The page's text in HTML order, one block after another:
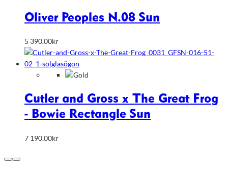
Oliver Peoples N.08 Sun
5 390,00kr
Cutler and Gross x The Great Frog
- Bowie Rectangle Sun
7 190,00kr